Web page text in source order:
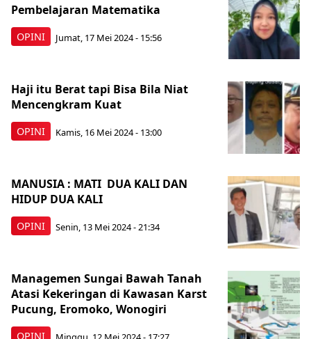
OPINI
Pembelajaran Matematika
Jumat, 17 Mei 2024 - 15:56
OPINI
Haji itu Berat tapi Bisa Bila Niat
Mencengkram Kuat
Kamis, 16 Mei 2024 - 13:00
OPINI
MANUSIA : MATI DUA KALI DAN
HIDUP DUA KALI
Senin, 13 Mei 2024 - 21:34
OPINI
Managemen Sungai Bawah Tanah
Atasi Kekeringan di Kawasan Karst
Pucung, Eromoko, Wonogiri